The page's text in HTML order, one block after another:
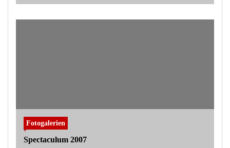
Fotogalerien
Spectaculum 2007